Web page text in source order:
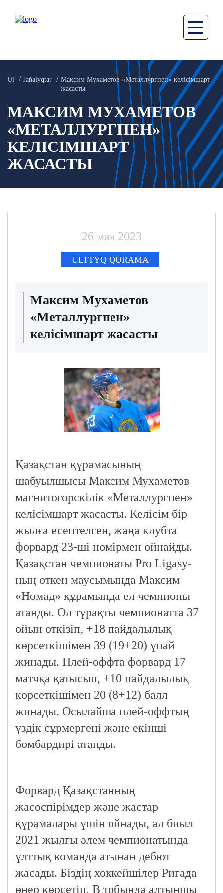
Üi Jańalyqtar
Максим Мухаметов «Металлургпен» келісімшарт
жасасты
МАКСИМ МУХАМЕТОВ
«МЕТАЛЛУРГПЕН»
КЕЛІСІМШАРТ
ЖАСАСТЫ
ŪLTTYQ QŪRAMA
26 мая 2023
Максим Мухаметов
«Металлургпен»
келісімшарт жасасты
Қазақстан құрамасының
шабуылшысы Максим Мухаметов
магнитогорскілік «Металлургпен»
келісімшарт жасасты. Келісім бір
жылға есептелген, жаңа клубта
форвард 23-ші нөмірмен ойнайды.
Қазақстан чемпионаты Pro Ligasy-
ның өткен маусымында Максим
«Номад» құрамында ел чемпионы
атанды. Ол тұрақты чемпионатта 37
ойын өткізіп, +18 пайдалылық
көрсеткішімен 39 (19+20) ұпай
жинады. Плей-оффта форвард 17
матчқа қатысып, +10 пайдалылық
көрсеткішімен 20 (8+12) балл
жинады. Осылайша плей-оффтың
үздік сұрмергені және екінші
бомбардирі атанды.
Форвард Қазақстанның
жасөспірімдер және жастар
құрамалары үшін ойнады, ал биыл
2021 жылғы әлем чемпионатында
ұлттық команда атынан дебют
жасады. Біздің хоккейшілер Ригада
өнер көрсетіп, В тобында алтыншы